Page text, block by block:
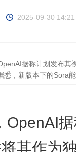
2025-09-30 14:21
据称计划发布其
悉，新版本下的Sora
OpenAI
其作为